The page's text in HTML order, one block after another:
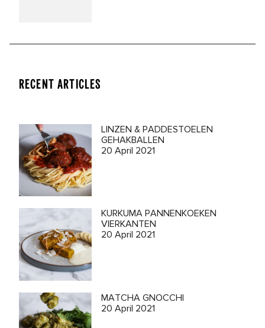
RECENT ARTICLES
LINZEN & PADDESTOELEN
GEHAKBALLEN
20 April 2021
KURKUMA PANNENKOEKEN
VIERKANTEN
20 April 2021
MATCHA GNOCCHI
20 April 2021